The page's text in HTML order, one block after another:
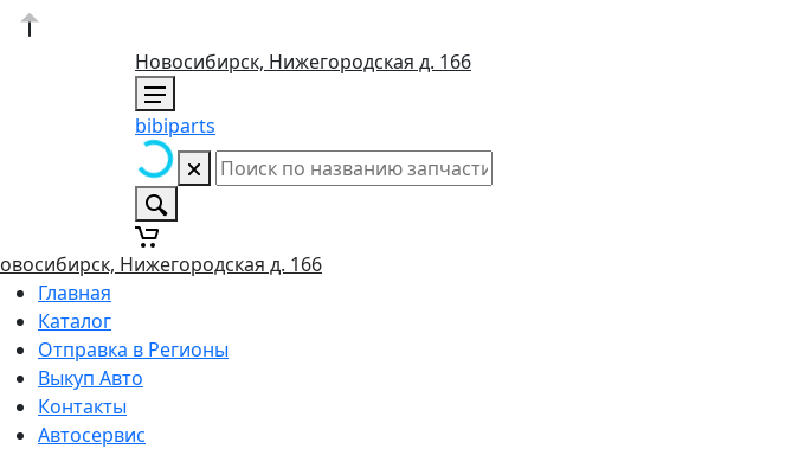
Новосибирск, Нижегородская д. 166
bibiparts
Нижегородская д. 166
Главная
Каталог
Отправка в Регионы
Выкуп Авто
Контакты
Автосервис